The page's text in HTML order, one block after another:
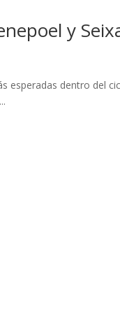
y
esperadas dentro del